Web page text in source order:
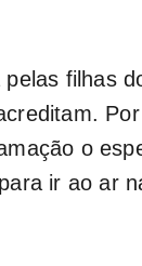
filhas
o
ir ao ar